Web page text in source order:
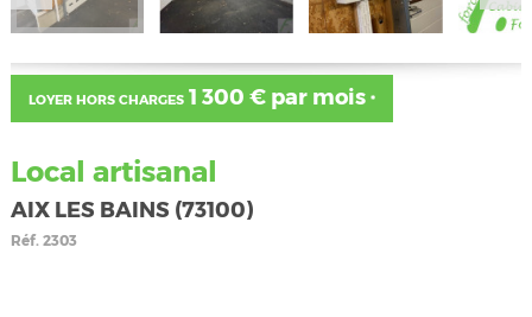
LOYER HORS CHARGES1 300 € par mois *
Local artisanal
AIX LES BAINS (73100)
Réf.2303